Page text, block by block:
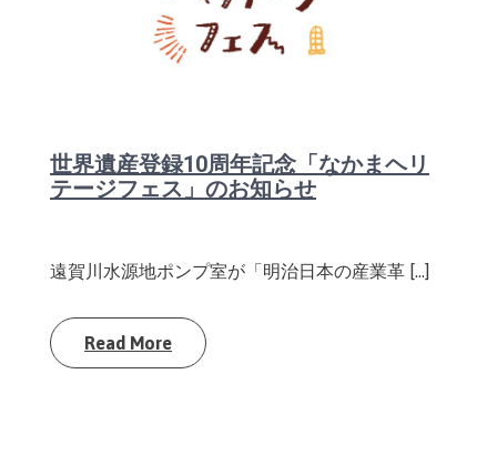
世界遺産登録10周年記念「なかまヘリ
テージフェス」のお知らせ
遠賀川水源地ポンプ室が「明治日本の産業革 […]
Read More